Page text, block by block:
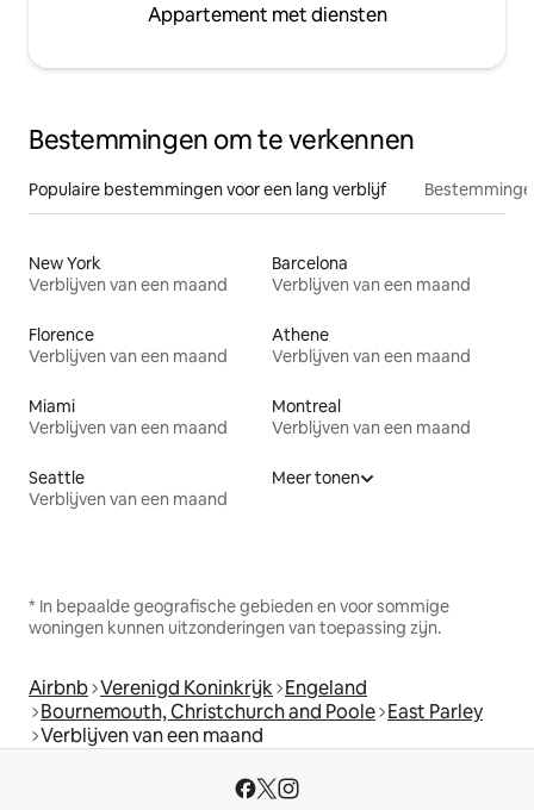
Appartement met diensten
Bestemmingen om te verkennen
Populaire bestemmingen voor een lang verblijf
New York
Verblijven van een maand
Barcelona
Verblijven van een maand
Florence
Verblijven van een maand
Athene
Verblijven van een maand
Miami
Verblijven van een maand
Montreal
Verblijven van een maand
Seattle
Verblijven van een maand
Meer tonen
* In bepaalde geografische gebieden en voor sommige
woningen kunnen uitzonderingen van toepassing zijn.
Airbnb Verenigd Koninkrijk Engeland
Bournemouth, Christchurch and Poole East Parley
Verblijven van een maand